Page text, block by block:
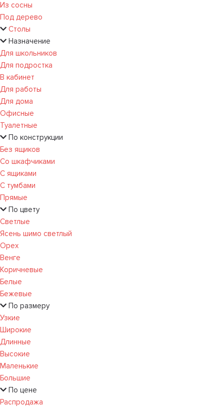
Из сосны
Под дерево
Столы
Назначение
Для школьников
Для подростка
В кабинет
Для работы
Для дома
Офисные
Туалетные
По конструкции
Без ящиков
Со шкафчиками
С ящиками
С тумбами
Прямые
По цвету
Светлые
Ясень шимо светлый
Орех
Венге
Коричневые
Белые
Бежевые
По размеру
Узкие
Широкие
Длинные
Высокие
Маленькие
Большие
По цене
Распродажа